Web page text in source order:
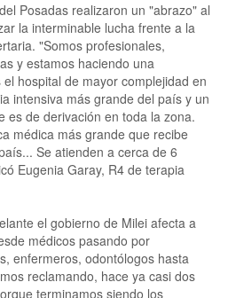
Posadas realizaron un "abrazo" al
la interminable lucha frente a la
"Somos profesionales,
y estamos haciendo una
hospital de mayor complejidad en
intensiva más grande del país y un
es de derivación en toda la zona.
médica más grande que recibe
Se atienden a cerca de 6
Eugenia Garay, R4 de terapia
el gobierno de Milei afecta a
médicos pasando por
enfermeros, odontólogos hasta
reclamando, hace ya casi dos
terminamos siendo los